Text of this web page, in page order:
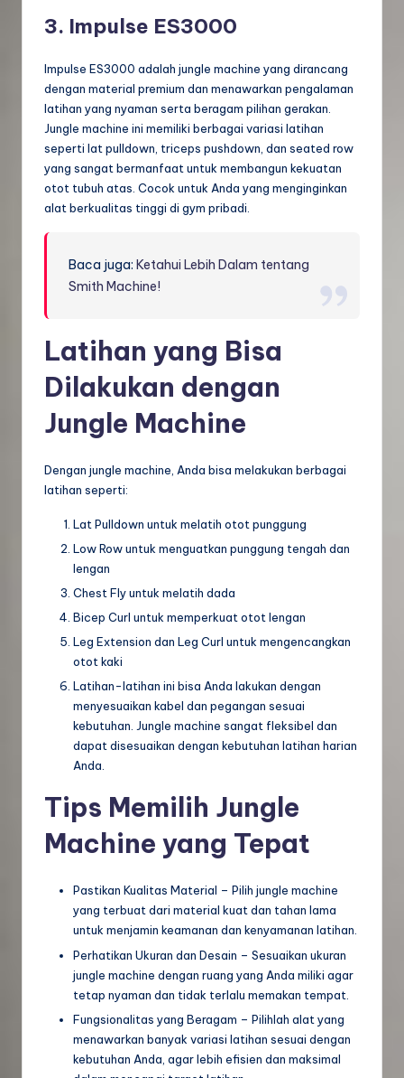
3. Impulse ES3000
Impulse ES3000 adalah jungle machine yang dirancang
dengan material premium dan menawarkan pengalaman
latihan yang nyaman serta beragam pilihan gerakan.
Jungle machine ini memiliki berbagai variasi latihan
seperti lat pulldown, triceps pushdown, dan seated row
yang sangat bermanfaat untuk membangun kekuatan
otot tubuh atas. Cocok untuk Anda yang menginginkan
alat berkualitas tinggi di gym pribadi.
Baca juga:Ketahui Lebih Dalam tentang
Smith Machine!
Latihan yang Bisa
Dilakukan dengan
Jungle Machine
Dengan jungle machine, Anda bisa melakukan berbagai
latihan seperti:
Lat Pulldown untuk melatih otot punggung
Low Row untuk menguatkan punggung tengah dan
lengan
Chest Fly untuk melatih dada
Bicep Curl untuk memperkuat otot lengan
Leg Extension dan Leg Curl untuk mengencangkan
otot kaki
Latihan-latihan ini bisa Anda lakukan dengan
menyesuaikan kabel dan pegangan sesuai
kebutuhan. Jungle machine sangat fleksibel dan
dapat disesuaikan dengan kebutuhan latihan harian
Anda.
Tips Memilih Jungle
Machine yang Tepat
Pastikan Kualitas Material – Pilih jungle machine
yang terbuat dari material kuat dan tahan lama
untuk menjamin keamanan dan kenyamanan latihan.
Perhatikan Ukuran dan Desain – Sesuaikan ukuran
jungle machine dengan ruang yang Anda miliki agar
tetap nyaman dan tidak terlalu memakan tempat.
Fungsionalitas yang Beragam – Pilihlah alat yang
menawarkan banyak variasi latihan sesuai dengan
kebutuhan Anda, agar lebih efisien dan maksimal